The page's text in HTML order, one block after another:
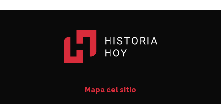
Mapa del sitio